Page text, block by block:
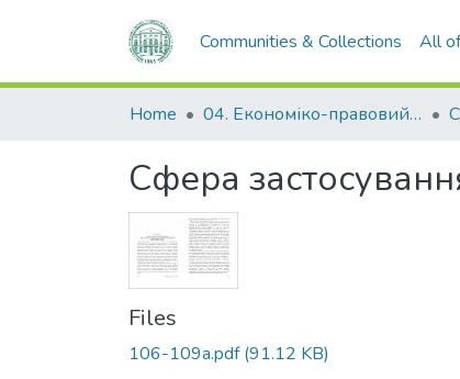
Communities & Collections All
Home 04. Економіко-правовий факультет
Сфера
Files
106-109a.pdf(91.12 KB)